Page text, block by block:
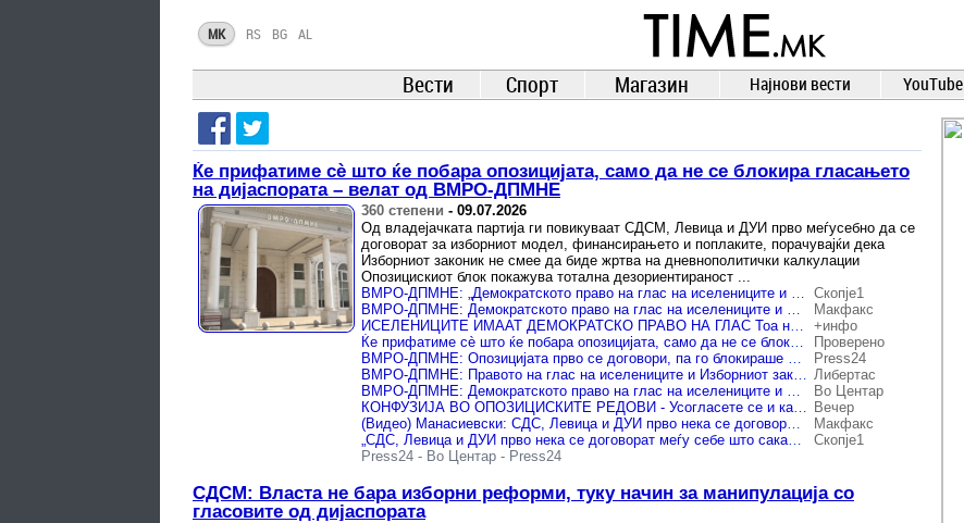
TIME.mk
ВЕСТИ
NEWS
MK RS BG AL
Вести Спорт Магазин Најнови вести YouTube
Ќе прифатиме сè што ќе побара опозицијата, само да не се блокира гласањето
на дијаспората – велат од ВМРО-ДПМНЕ
360 степени - 09.07.2026
Од владејачката партија ги повикуваат СДСМ, Левица и ДУИ прво меѓусебно да се
договорат за изборниот модел, финансирањето и поплаките, порачувајќи дека
Изборниот законик не смее да биде жртва на дневнополитички калкулации
Опозицискиот блок покажува тотална дезориентираност ...
ВМРО-ДПМНЕ: „Демократското право на глас на иселениците и Изборниот законик, не смеат да бидат жртви на дневнополитички калкулации на СДС, Левица и ДУИ“ Скопје1
ВМРО-ДПМНЕ: Демократското право на глас на иселениците и Изборниот законик, не смеат да бидат жртви на дневнополитички калкулации на СДС, Левица и ДУИ
Макфакс
ИСЕЛЕНИЦИТЕ ИМААТ ДЕМОКРАТСКО ПРАВО НА ГЛАС Тоа не смее да биде жртва на калкулаците на СДСМ, Левица и на ДУИ
+инфо
Ќе прифатиме сè што ќе побара опозицијата, само да не се блокира гласањето на дијаспората – велат од ВМРО-ДПМНЕ
Проверено
ВМРО-ДПМНЕ: Опозицијата прво се договори, па го блокираше Изборниот законик
Press24
ВМРО-ДПМНЕ: Правото на глас на иселениците и Изборниот законик не смеат да бидат жртви на дневнополитички калкулации на СДС, Левица и ДУИ Либертас
ВМРО-ДПМНЕ: Демократското право на глас на иселениците и Изборниот законик, не смеат да бидат жртви на дневнополитички калкулации на СДС, Левица и ДУИ
Во Центар
КОНФУЗИЈА ВО ОПОЗИЦИСКИТЕ РЕДОВИ - Усогласете се и кажете што сакате, ние ќе прифатиме, им порачаа од ВМРО-ДПМНЕ Вечер
(Видео) Манасиевски: СДС, Левица и ДУИ прво нека се договорат меѓу себе што сакаат од Изборниот законик, ВМРО-ДПМНЕ е подготвено за разговор
Макфакс
„СДС, Левица и ДУИ прво нека се договорат меѓу себе што сакаат од Изборниот законик, ВМРО-ДПМНЕ е подготвено за разговор“, вели Манасиевски
Скопје1
Press24 - Во Центар - Press24
СДСМ: Власта не бара изборни реформи, туку начин за манипулација со
гласовите од дијаспората